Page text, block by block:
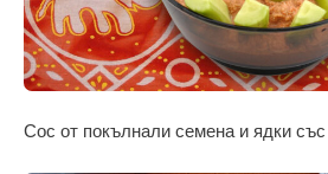
Сос от покълнали семена и ядки